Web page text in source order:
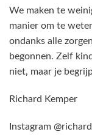
We maken te
manier om te
ondanks alle
begonnen. Zelf
niet, maar je
Richard Kemper
Instagram